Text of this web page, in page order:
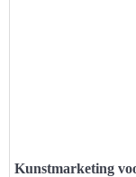
Kunstmarketing